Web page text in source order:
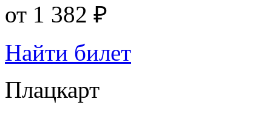
от 1 382 ₽
Найти билет
Плацкарт